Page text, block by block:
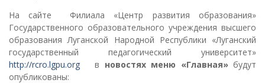
На сайте Филиала «Центр развития образования»
Государственного образовательного учреждения высшего
образования Луганской Народной Республики «Луганский
государственный педагогический университет»
http://rcro.lgpu.org в новостях меню «Главная»будут
опубликованы: